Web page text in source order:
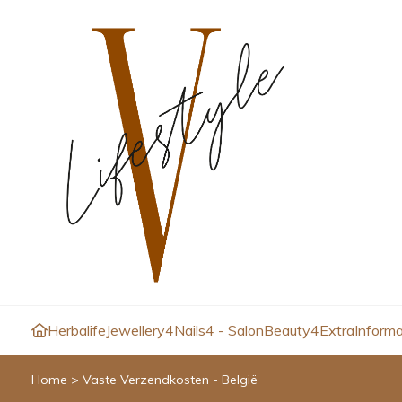
HerbalifeJewellery4Nails4 - SalonBeauty4Extra
Home > Vaste Verzendkosten - België